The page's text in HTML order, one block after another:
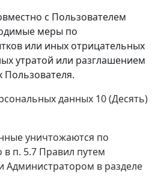
с Пользователем
меры по
или иных отрицательных
утратой или разглашением
данных 10 (Десять)
уничтожаются по
в п. 5.7 Правил путем
Администратором в разделе